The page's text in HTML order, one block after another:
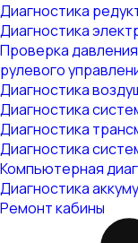
Диагностика
Диагностика
Проверка
рулевого
Диагностика
Диагностика
Диагностика
Диагностика
Компьютерная
Диагностика
Ремонт кабины